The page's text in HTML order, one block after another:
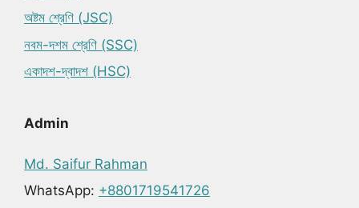
অষ্টম শ্রেণি (JSC)
নবম-দশম শ্রেণি (SSC)
একাদশ-দ্বাদশ (HSC)
Admin
Md. Saifur Rahman
WhatsApp: +8801719541726